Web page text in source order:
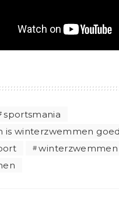
sportsmania
is winterzwemmen
winterzwemmen